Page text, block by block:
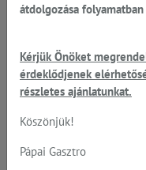
UNOX
- Arianna
4x460*330
átdolgozása folyamatban
Kérjük Önöket
érdeklődjenek
részletes ajánlatunkat.
Köszönjük!
Pápai Gasztro